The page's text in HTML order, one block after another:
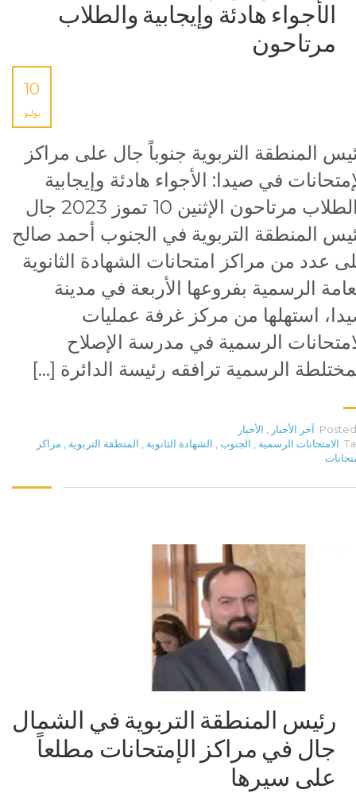
الأجواء هادئة وإيجابية والطلاب
مرتاحون
10
يوليو
المنطقة التربوية جنوباً جال على مراكز
في صيدا: الأجواء هادئة وإيجابية
والطلاب مرتاحون الإثنين 10 تموز 2023 جال
المنطقة التربوية في الجنوب أحمد صالح
عدد من مراكز امتحانات الشهادة الثانوية
الرسمية بفروعها الأربعة في مدينة
استهلها من مركز غرفة عمليات
الرسمية في مدرسة الإصلاح
الرسمية ترافقه رئيسة الدائرة […]
Posted آخر الأخبار
الأخبار
الامتحانات الرسمية الجنوب الشهادة الثانوية المنطقة التربوية
مراكز
رئيس المنطقة التربوية في الشمال
جال في مراكز الإمتحانات مطلعاً
على سيرها